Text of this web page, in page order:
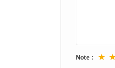
Note : ★